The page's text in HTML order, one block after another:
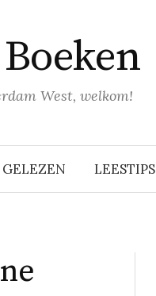
West, welkom!
GELEZEN LEESTIPS